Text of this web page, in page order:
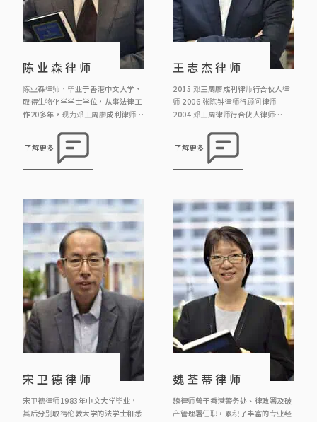
陈业森律师
陈业森律师，毕业于香港中文大学，
取得生物化学学士学位，从事法律工
作20多年，现为邓王周廖成利律师行
嘱处方案和民事诉讼
了解更多
王志杰律师
2015 邓王周廖成利律师行合伙人律
师 2006 张陈钟律师行顾问律师
2004 邓王周律师行合伙人律师
霍庄律师行合伙人律师 1993 霍庄律
师行律师 1991 霍庄律师行见习律师
了解更多
宋卫德律师
宋卫德律师1983年中文大学毕业，
其后分别取得伦敦大学的法学士和悉
魏荃蒂律师
魏律师曾于香港警务处、律政署及破
产管理署任职，累积了丰富的专业经